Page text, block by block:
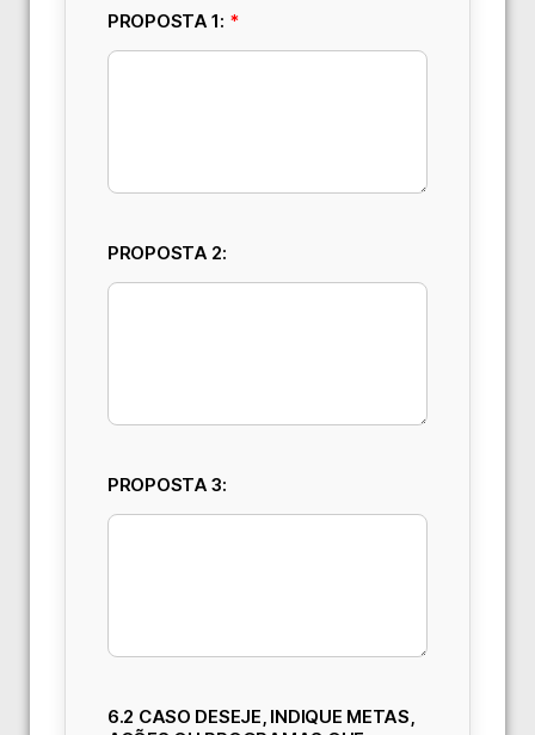
PROPOSTA 1: *
PROPOSTA 2:
PROPOSTA 3:
6.2 CASO DESEJE, INDIQUE METAS,